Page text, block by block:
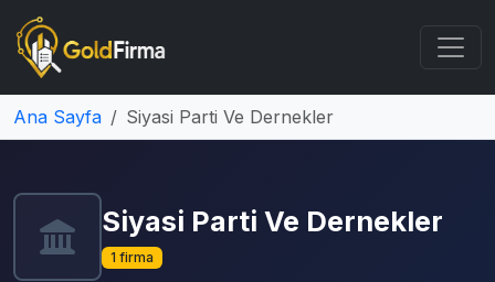
Ana Sayfa Siyasi Parti Ve Dernekler
Siyasi Parti Ve Dernekler
1 firma